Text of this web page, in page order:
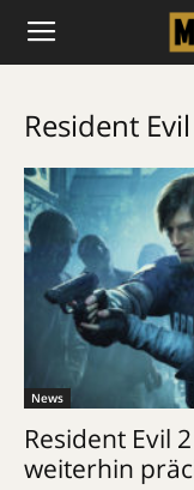
Resident
News
Resident Evil
weiterhin